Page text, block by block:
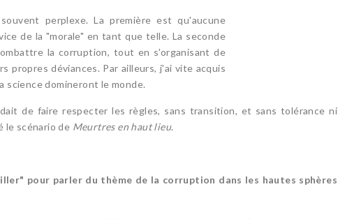
perplexe. La première est qu'aucune
de la "morale" en tant que telle. La seconde
la corruption, tout en s'organisant de
propres déviances. Par ailleurs, j'ai vite acquis
science domineront le monde.
de faire respecter les règles, sans transition, et sans tolérance ni
le scénario de Meurtres en haut lieu.
pour parler du thème de la corruption dans les hautes sphères